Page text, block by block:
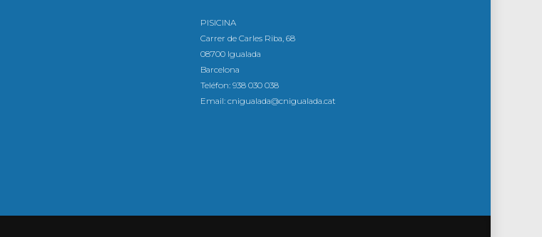
PISICINA
Carrer de Carles Riba, 68
08700 Igualada
Barcelona
Teléfon: 938 030 038
Email: cnigualada@cnigualada.cat